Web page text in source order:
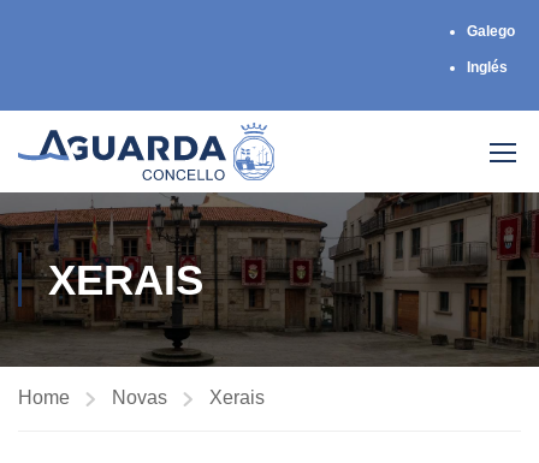
Galego
Inglés
XERAIS
Home Novas Xerais